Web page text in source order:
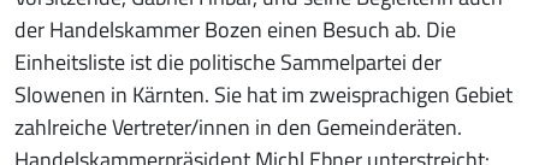
der Handelskammer Bozen einen Besuch ab. Die
Einheitsliste ist die politische Sammelpartei der
Slowenen in Kärnten. Sie hat im zweisprachigen Gebiet
zahlreiche Vertreter/innen in den Gemeinderäten.